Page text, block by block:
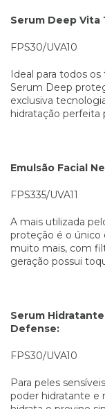
Serum Deep Vita
FPS30/UVA10
Ideal para todos os
Serum Deep
exclusiva
hidratação perfeita
Emulsão Facial
FPS335/UVA11
A mais utilizada
proteção é o
muito mais, com
geração possui
Serum
Defense:
FPS30/UVA10
Para peles
poder hidratante e